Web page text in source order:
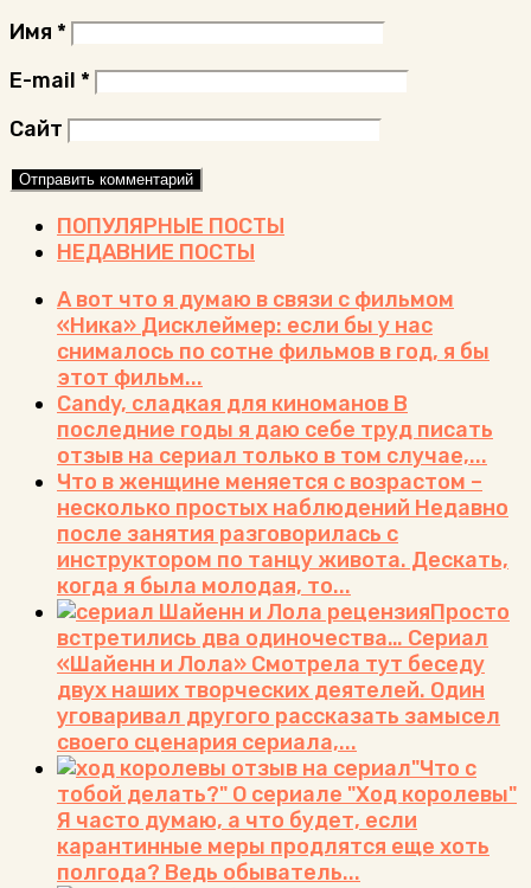
Имя *
E-mail *
Сайт
ПОПУЛЯРНЫЕ ПОСТЫ
НЕДАВНИЕ ПОСТЫ
А вот что я думаю в связи с фильмом
«Ника» Дисклеймер: если бы у нас
снималось по сотне фильмов в год, я бы
этот фильм...
Candy, сладкая для киноманов В
последние годы я даю себе труд писать
отзыв на сериал только в том случае,...
Что в женщине меняется с возрастом –
несколько простых наблюдений Недавно
после занятия разговорилась с
инструктором по танцу живота. Дескать,
когда я была молодая, то...
Просто
встретились два одиночества… Сериал
«Шайенн и Лола» Смотрела тут беседу
двух наших творческих деятелей. Один
уговаривал другого рассказать замысел
своего сценария сериала,...
"Что с
тобой делать?" О сериале "Ход королевы"
Я часто думаю, а что будет, если
карантинные меры продлятся еще хоть
полгода? Ведь обыватель...